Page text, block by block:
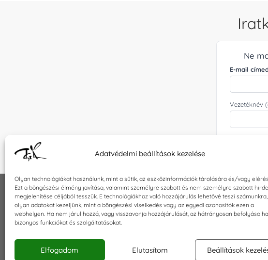
Adatvédelmi beállítások kezelése
Olyan technológiákat használunk, mint a sütik, az eszközinformációk tárolására és/vagy
Ezt a böngészési élmény javítása, valamint személyre szabott és nem személyre szabott
megjelenítése céljából tesszük. E technológiákhoz való hozzájárulás lehetővé teszi
olyan adatokat kezeljünk, mint a böngészési viselkedés vagy az egyedi azonosítók ezen a
webhelyen. Ha nem járul hozzá, vagy visszavonja hozzájárulását, az hátrányosan
bizonyos funkciókat és szolgáltatásokat.
Elfogadom Elutasítom Beállítások
Ne
E-mail
Vezetéknév
INFORMÁCIÓK
Általános szerződési feltételek
Impresszum
KAPCSOLAT
E-mail: